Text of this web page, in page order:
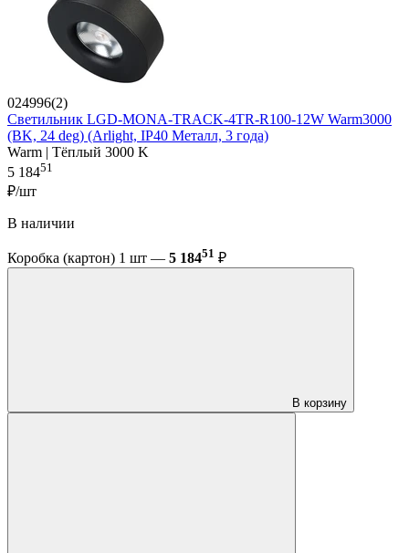
024996(2)
Светильник LGD-MONA-TRACK-4TR-R100-12W Warm3000
(BK, 24 deg) (Arlight, IP40 Металл, 3 года)
Warm | Тёплый 3000 K
5 18451
₽/шт
В наличии
Коробка (картон) 1 шт — 5 18451 ₽
В корзину